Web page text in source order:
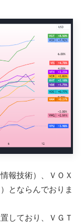
報技術）、ＶＯＸ
とならんでおりま
しており、ＶＧＴ